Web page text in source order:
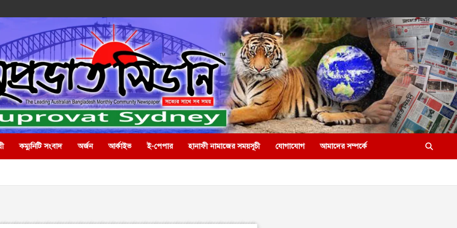
কম্যুনিটি সংবাদ অর্জন আর্কাইভ ই-পেপার হানাফী নামাজের সময়সূচী যোগাযোগ আমাদের সম্পর্কে